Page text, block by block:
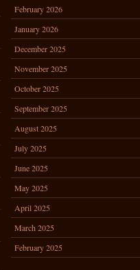
February 2026
January 2026
December 2025
November 2025
October 2025
September 2025
August 2025
July 2025
June 2025
May 2025
April 2025
March 2025
February 2025